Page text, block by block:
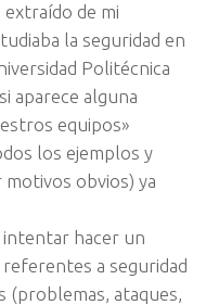
de mi
la seguridad en
Politécnica
aparece alguna
equipos»
los ejemplos y
obvios) ya
intentar hacer un
a seguridad
(problemas, ataques,